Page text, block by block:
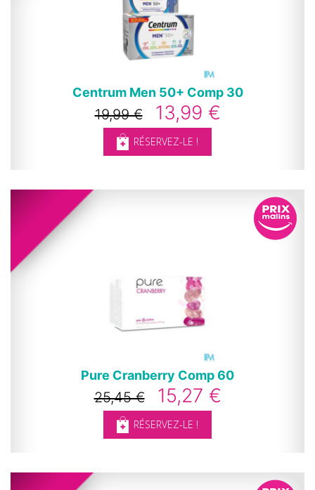
Centrum Men 50+ Comp 30
19,99 € 13,99 €
RÉSERVEZ-LE !
Pure Cranberry Comp 60
25,45 € 15,27 €
RÉSERVEZ-LE !